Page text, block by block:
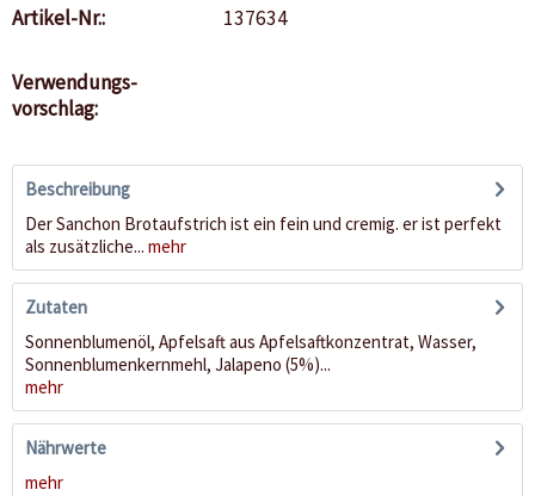
Artikel-Nr.: 137634
Verwendungs-
vorschlag:
Beschreibung
Der Sanchon Brotaufstrich ist ein fein und cremig. er ist perfekt
als zusätzliche... mehr
Zutaten
Sonnenblumenöl, Apfelsaft aus Apfelsaftkonzentrat, Wasser,
Sonnenblumenkernmehl, Jalapeno (5%)...
mehr
Nährwerte
mehr